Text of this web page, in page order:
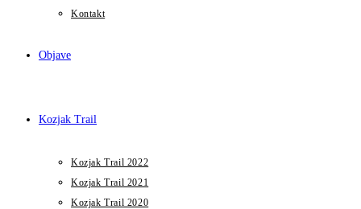
Kontakt
Objave
Kozjak Trail
Kozjak Trail 2022
Kozjak Trail 2021
Kozjak Trail 2020